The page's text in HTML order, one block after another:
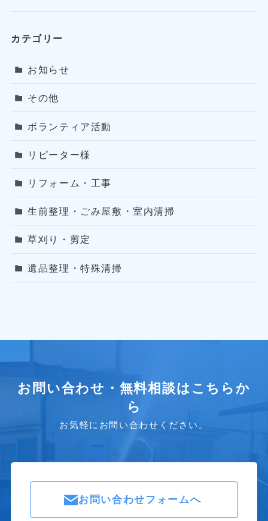
カテゴリー
お知らせ
その他
ボランティア活動
リピーター様
リフォーム・工事
生前整理・ごみ屋敷・室内清掃
草刈り・剪定
遺品整理・特殊清掃
お問い合わせ・無料相談はこちらか
ら
お気軽にお問い合わせください。
お問い合わせフォームへ